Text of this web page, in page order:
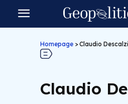
Homepage > Claudio Descalzi
Claudio